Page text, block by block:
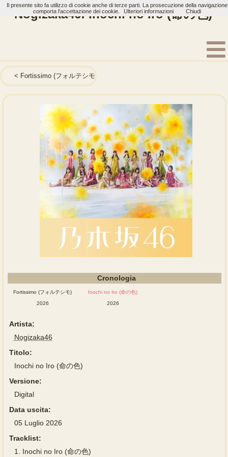
Nogizaka46: Inochi no Iro (命の色)
Fortissimo (フォルテシモ)
Cronologia
Fortissimo (フォルテシモ)
2026
Inochi no Iro (命の色)
2026
Artista:
Nogizaka46
Titolo:
Inochi no Iro (命の色)
Versione:
Digital
Data uscita:
05 Luglio 2026
Tracklist:
1.
Inochi no Iro (命の色)
Il presente sito fa utilizzo di cookie anche di terze parti. La prosecuzione della navigazione
comporta l'accettazione dei cookie.
Ulteriori informazioni Chiudi